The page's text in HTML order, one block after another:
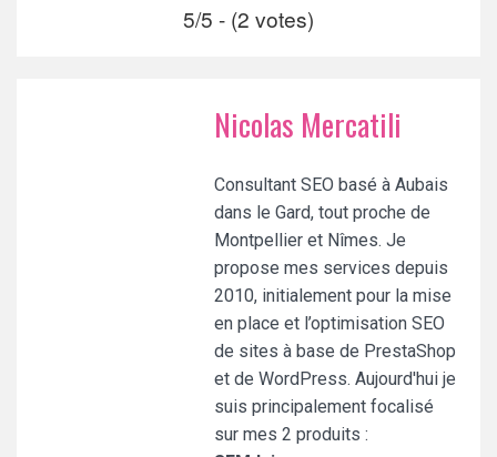
5/5 - (2 votes)
Nicolas Mercatili
Consultant SEO basé à Aubais
dans le Gard, tout proche de
Montpellier et Nîmes. Je
propose mes services depuis
2010, initialement pour la mise
en place et l’optimisation SEO
de sites à base de PrestaShop
et de WordPress. Aujourd'hui je
suis principalement focalisé
sur mes 2 produits :